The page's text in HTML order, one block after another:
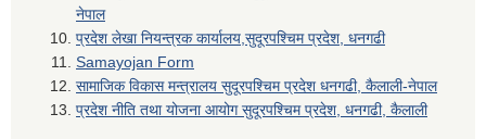
नेपाल
प्रदेश लेखा नियन्त्रक कार्यालय,सुदूरपश्चिम प्रदेश, धनगढी
Samayojan Form
सामाजिक विकास मन्त्रालय सुदूरपश्चिम प्रदेश धनगढी, कैलाली-नेपाल
प्रदेश नीति तथा योजना आयोग सुदूरपश्चिम प्रदेश, धनगढी, कैलाली